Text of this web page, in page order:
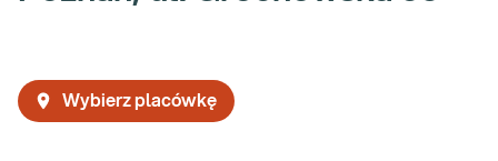
Wybierz placówkę